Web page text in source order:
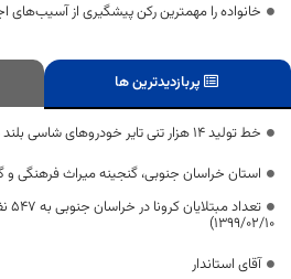
خانواده را مهمترین رکن پیشگیری از آسیب‌های
پربازدیدترین ها
خط تولید ۱۴ هزار تنی تایر خودروهای شاسی بلند در بیرجند افتتاح شد
استان خراسان جنوبی، گنجینه میراث فرهنگی
1399/02/10)
آقای استاندار